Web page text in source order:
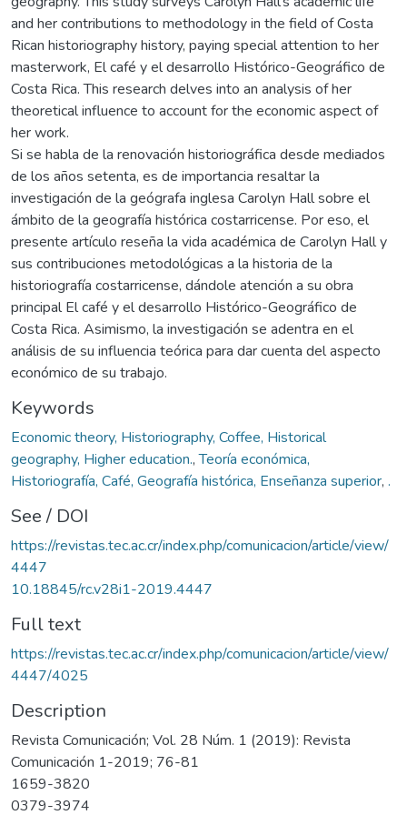
and her contributions to methodology in the field of Costa
Rican historiography history, paying special attention to her
masterwork, El café y el desarrollo Histórico-Geográfico de
Costa Rica. This research delves into an analysis of her
theoretical influence to account for the economic aspect of
her work.
Si se habla de la renovación historiográfica desde mediados
de los años setenta, es de importancia resaltar la
investigación de la geógrafa inglesa Carolyn Hall sobre el
ámbito de la geografía histórica costarricense. Por eso, el
presente artículo reseña la vida académica de Carolyn Hall y
sus contribuciones metodológicas a la historia de la
historiografía costarricense, dándole atención a su obra
principal El café y el desarrollo Histórico-Geográfico de
Costa Rica. Asimismo, la investigación se adentra en el
análisis de su influencia teórica para dar cuenta del aspecto
económico de su trabajo.
Keywords
Economic theory, Historiography, Coffee, Historical
geography, Higher education.,Teoría económica,
Historiografía, Café, Geografía histórica, Enseñanza superior, .
See / DOI
https://revistas.tec.ac.cr/index.php/comunicacion/article/view/
4447
10.18845/rc.v28i1-2019.4447
Full text
https://revistas.tec.ac.cr/index.php/comunicacion/article/view/
4447/4025
Description
Revista Comunicación; Vol. 28 Núm. 1 (2019): Revista
Comunicación 1-2019; 76-81
1659-3820
0379-3974